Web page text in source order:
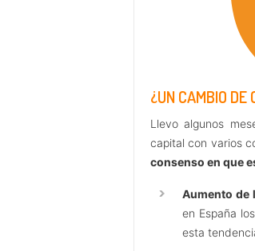
¿UN CAMBIO DE
Llevo algunos
capital con varios
consenso en que
Aumento de
en España
esta